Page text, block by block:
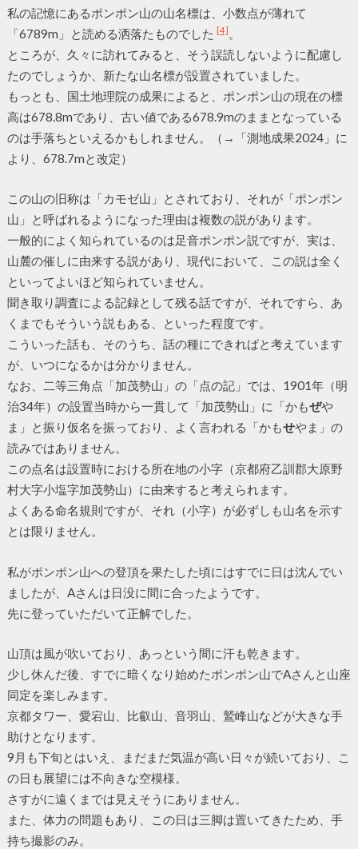
私の記憶にあるポンポン山の山名標は、小数点が薄れて
「6789m」と読める洒落たものでした [4] 。
ところが、久々に訪れてみると、そう誤読しないように配慮し
たのでしょうか、新たな山名標が設置されていました。
もっとも、国土地理院の成果によると、ポンポン山の現在の標
高は678.8mであり、古い値である678.9mのままとなっている
のは手落ちといえるかもしれません。（→「測地成果2024」に
より、678.7mと改定）
この山の旧称は「カモゼ山」とされており、それが「ポンポン
山」と呼ばれるようになった理由は複数の説があります。
一般的によく知られているのは足音ポンポン説ですが、実は、
山麓の催しに由来する説があり、現代において、この説は全く
といってよいほど知られていません。
聞き取り調査による記録として残る話ですが、それですら、あ
くまでもそういう説もある、といった程度です。
こういった話も、そのうち、話の種にできればと考えています
が、いつになるかは分かりません。
なお、二等三角点「加茂勢山」の「点の記」では、1901年（明
治34年）の設置当時から一貫して「加茂勢山」に「かもぜや
ま」と振り仮名を振っており、よく言われる「かもせやま」の
読みではありません。
この点名は設置時における所在地の小字（京都府乙訓郡大原野
村大字小塩字加茂勢山）に由来すると考えられます。
よくある命名規則ですが、それ（小字）が必ずしも山名を示す
とは限りません。
私がポンポン山への登頂を果たした頃にはすでに日は沈んでい
ましたが、Aさんは日没に間に合ったようです。
先に登っていただいて正解でした。
山頂は風が吹いており、あっという間に汗も乾きます。
少し休んだ後、すでに暗くなり始めたポンポン山でAさんと山座
同定を楽しみます。
京都タワー、愛宕山、比叡山、音羽山、鷲峰山などが大きな手
助けとなります。
9月も下旬とはいえ、まだまだ気温が高い日々が続いており、こ
の日も展望には不向きな空模様。
さすがに遠くまでは見えそうにありません。
また、体力の問題もあり、この日は三脚は置いてきたため、手
持ち撮影のみ。